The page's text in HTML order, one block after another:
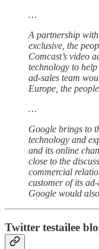
…
A partnership
exclusive, the
Comcast’s video
technology to
ad-sales team
Europe, the
…
Google brings to
technology and
and its online
close to the
commercial
customer of its
Google would
Twitter testailee